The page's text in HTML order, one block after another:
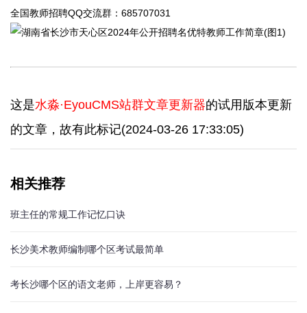
全国教师招聘QQ交流群：685707031
这是水淼·EyouCMS站群文章更新器的试用版本更新
的文章，故有此标记(2024-03-26 17:33:05)
相关推荐
班主任的常规工作记忆口诀
长沙美术教师编制哪个区考试最简单
考长沙哪个区的语文老师，上岸更容易？